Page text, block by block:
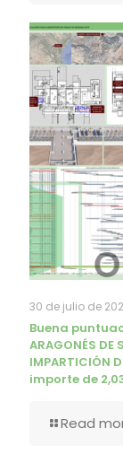
30 de julio de
Buena
ARAGONÉS DE
IMPARTICIÓN
importe de
Read